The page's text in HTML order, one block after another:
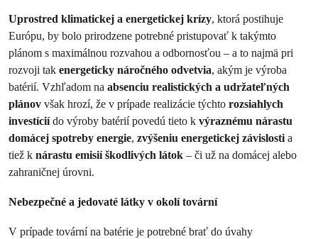
Uprostred klimatickej a energetickej krízy, ktorá postihuje
Európu, by bolo prirodzene potrebné pristupovať k takýmto
plánom s maximálnou rozvahou a odbornosťou – a to najmä pri
rozvoji tak energeticky náročného odvetvia, akým je výroba
batérií. Vzhľadom na absenciu realistických a udržateľných
plánov však hrozí, že v prípade realizácie týchto rozsiahlych
investíciído výroby batérií povedú tieto k výraznému nárastu
domácej spotreby energie, zvýšeniu energetickej závislostia
tiež k nárastu emisií škodlivých látok – či už na domácej alebo
zahraničnej úrovni.
Nebezpečné a jedovaté látky v okolí tovární
V prípade tovární na batérie je potrebné brať do úvahy